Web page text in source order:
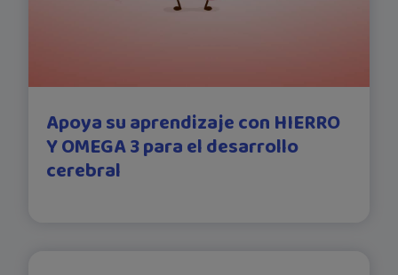
Apoya su aprendizaje con HIERRO
Y OMEGA 3 para el desarrollo
cerebral